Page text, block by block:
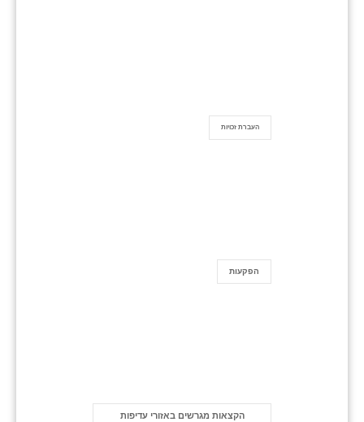
העברת זכויות
הפקעות
הקצאות מגרשים באזורי עדיפות